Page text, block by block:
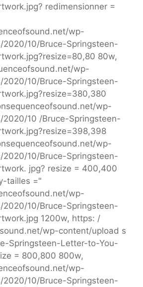
redimensionner =
wp-
10/Bruce-Springsteen-
80w,
wp-
10/Bruce-Springsteen-
wp-
10 /Bruce-Springsteen-
wp-
10/Bruce-Springsteen-
jpg? resize = 400,400
tailles ="
wp-
10/Bruce-Springsteen-
1200w, https: /
wp-content/upload s
Springsteen-Letter-to-You-
= 800,800 800w,
wp-
10/Bruce-Springsteen-